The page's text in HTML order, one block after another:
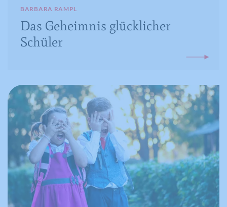
BARBARA RAMPL
Das Geheimnis glücklicher
Schüler